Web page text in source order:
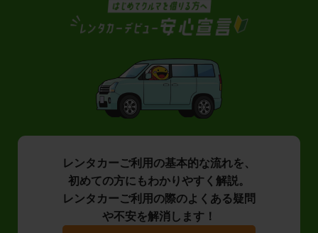
レンタカーご利用の基本的な流れを、
初めての方にもわかりやすく解説。
レンタカーご利用の際のよくある疑問
や不安を解消します！